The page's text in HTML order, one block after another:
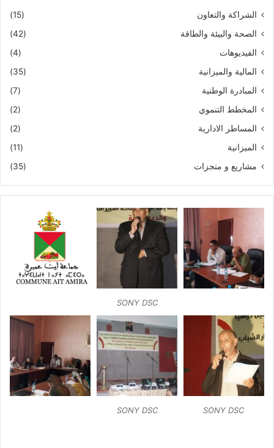
الشراكة والتعاون
(15)
الصحة والبيئة والطاقة
(42)
الفيديوهات
(4)
المالية والميزانية
(35)
المبادرة الوطنية
(7)
المخطط التنموي
(2)
المساطر الادارية
(2)
الميزانية
(11)
مشاريع و منجزات
(35)
SONY DSC
SONY DSC
SONY DSC